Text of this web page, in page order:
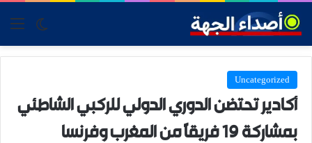
skin
Uncategorized
أكادير تحتضن الدوري الدولي للركبي الشاطئي
بمشاركة 19 فريقاً من المغرب وفرنسا